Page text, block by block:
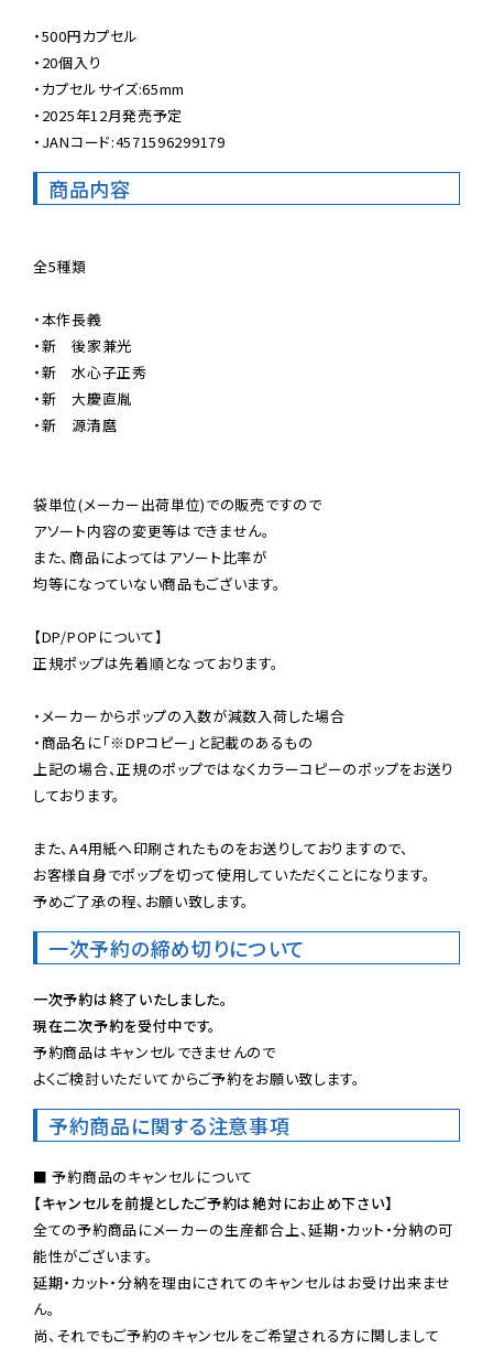
・500円カプセル
・20個入り
・カプセルサイズ:65mm
・2025年12月発売予定
・JANコード:4571596299179
商品内容
全5種類
・本作長義
・新　後家兼光
・新　水心子正秀
・新　大慶直胤
・新　源清麿
袋単位(メーカー出荷単位)での販売ですので
アソート内容の変更等はできません。
また、商品によってはアソート比率が
均等になっていない商品もございます。
【DP/POPについて】
正規ポップは先着順となっております。
・メーカーからポップの入数が減数入荷した場合
・商品名に「※DPコピー」と記載のあるもの
上記の場合、正規のポップではなくカラーコピーのポップをお送り
しております。
また、A4用紙へ印刷されたものをお送りしておりますので、
お客様自身でポップを切って使用していただくことになります。
予めご了承の程、お願い致します。
一次予約の締め切りについて
一次予約は終了いたしました。
現在二次予約を受付中です。
予約商品はキャンセルできませんので
よくご検討いただいてからご予約をお願い致します。
予約商品に関する注意事項
【キャンセルを前提としたご予約は絶対にお止め下さい】
全ての予約商品にメーカーの生産都合上、延期・カット・分納の可
能性がございます。
延期・カット・分納を理由にされてのキャンセルはお受け出来ませ
ん。
尚、それでもご予約のキャンセルをご希望される方に関しまして